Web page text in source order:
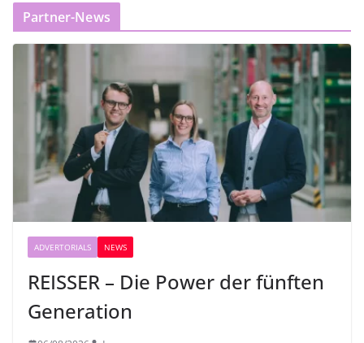
Partner-News
ADVERTORIALS NEWS
REISSER – Die Power der fünften
Generation